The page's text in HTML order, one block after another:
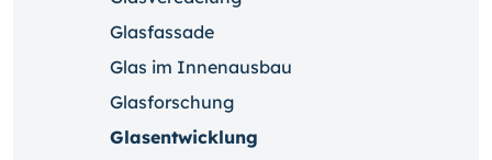
Glasfassade
Glas im Innenausbau
Glasforschung
Glasentwicklung